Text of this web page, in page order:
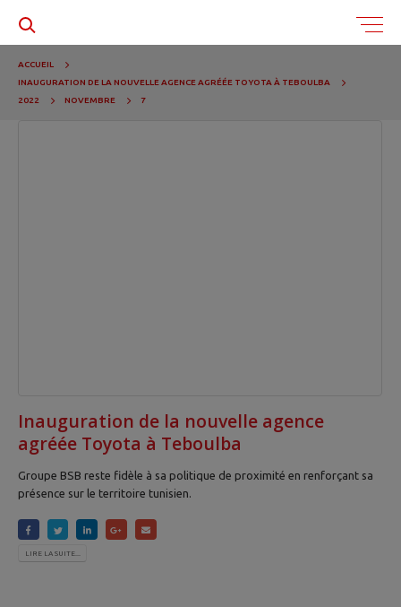
ACCUEIL
INAUGURATION DE LA NOUVELLE AGENCE AGRÉÉE TOYOTA À TEBOULBA
2022
NOVEMBRE 7
Inauguration de la nouvelle agence
agréée Toyota à Teboulba
Groupe BSB reste fidèle à sa politique de proximité en renforçant sa
présence sur le territoire tunisien.
LIRE LA SUITE...